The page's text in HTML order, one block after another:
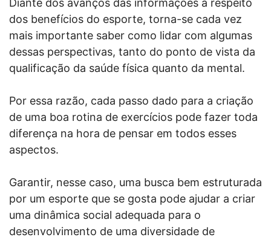
dos benefícios do esporte, torna-se cada vez
mais importante saber como lidar com algumas
dessas perspectivas, tanto do ponto de vista da
qualificação da saúde física quanto da mental.
Por essa razão, cada passo dado para a criação
de uma boa rotina de exercícios pode fazer toda
diferença na hora de pensar em todos esses
aspectos.
Garantir, nesse caso, uma busca bem estruturada
por um esporte que se gosta pode ajudar a criar
uma dinâmica social adequada para o
desenvolvimento de uma diversidade de